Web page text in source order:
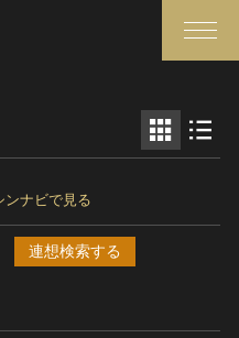
検索
媒体資料・関連記事等
ンナビで見る
連想検索する